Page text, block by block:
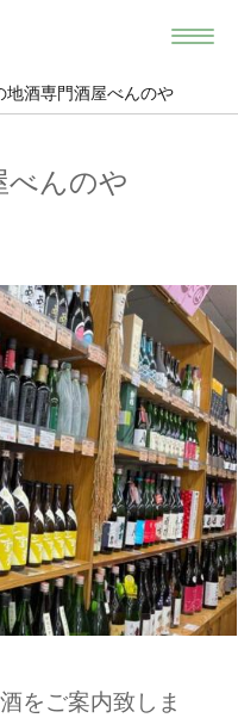
地酒専門酒屋べんのや
べんのや
をご案内致しま